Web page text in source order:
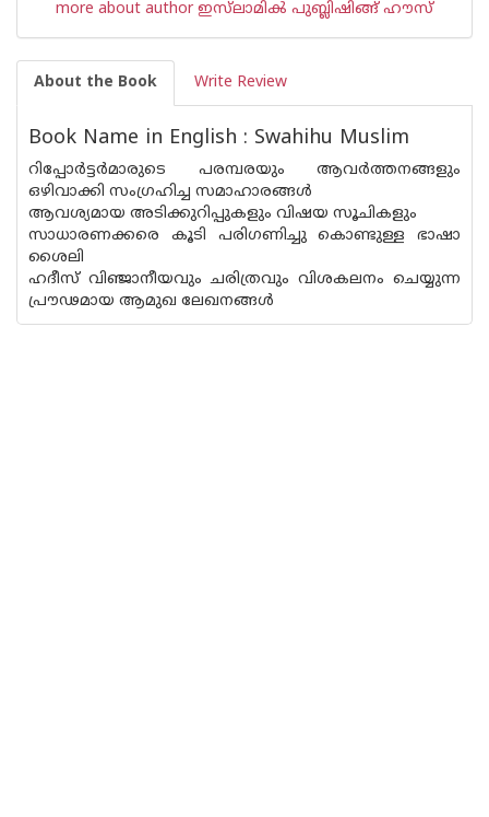
more about author ഇസ്‌ലാമിൿ പുബ്ലിഷിങ്ങ് ഹൗസ്
About the Book Write Review
Book Name in English : Swahihu Muslim
റിപ്പോര്‍ട്ടര്‍മാരുടെ പരമ്പരയും ആവര്‍ത്തനങ്ങളും
ഒഴിവാക്കി സംഗ്രഹിച്ച സമാഹാരങ്ങള്‍
ആവശ്യമായ അടിക്കുറിപ്പുകളും വിഷയ സൂചികളും
സാധാരണക്കരെ കൂടി പരിഗണിച്ചു കൊണ്ടുള്ള ഭാഷാ
ശൈലി
ഹദീസ് വിഞ്ജാനീയവും ചരിത്രവും വിശകലനം ചെയ്യുന്ന
പ്രൗഢമായ ആമുഖ ലേഖനങ്ങള്‍